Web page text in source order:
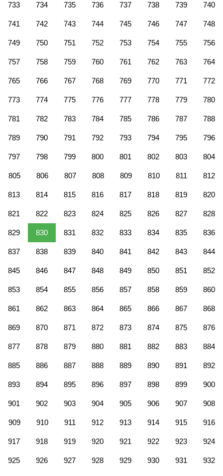
733 734 735 736 737 738 739 740
741 742 743 744 745 746 747 748
749 750 751 752 753 754 755 756
757 758 759 760 761 762 763 764
765 766 767 768 769 770 771 772
773 774 775 776 777 778 779 780
781 782 783 784 785 786 787 788
789 790 791 792 793 794 795 796
797 798 799 800 801 802 803 804
805 806 807 808 809 810 811 812
813 814 815 816 817 818 819 820
821 822 823 824 825 826 827 828
829 830 831 832 833 834 835 836
837 838 839 840 841 842 843 844
845 846 847 848 849 850 851 852
853 854 855 856 857 858 859 860
861 862 863 864 865 866 867 868
869 870 871 872 873 874 875 876
877 878 879 880 881 882 883 884
885 886 887 888 889 890 891 892
893 894 895 896 897 898 899 900
901 902 903 904 905 906 907 908
909 910 911 912 913 914 915 916
917 918 919 920 921 922 923 924
925 926 927 928 929 930 931 932